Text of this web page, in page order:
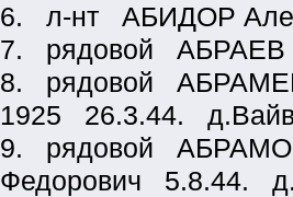
6. л-нт АБИДОР
7. рядовой
8. рядовой
1925 26.3.44.
9. рядовой
Федорович 5.8.44.